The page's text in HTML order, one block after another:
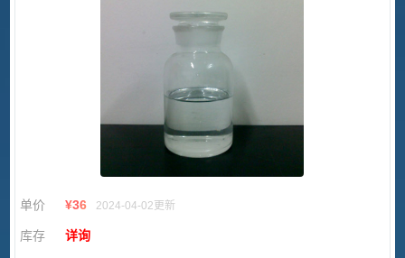
单价 ¥36 2024-04-02更新
库存 详询